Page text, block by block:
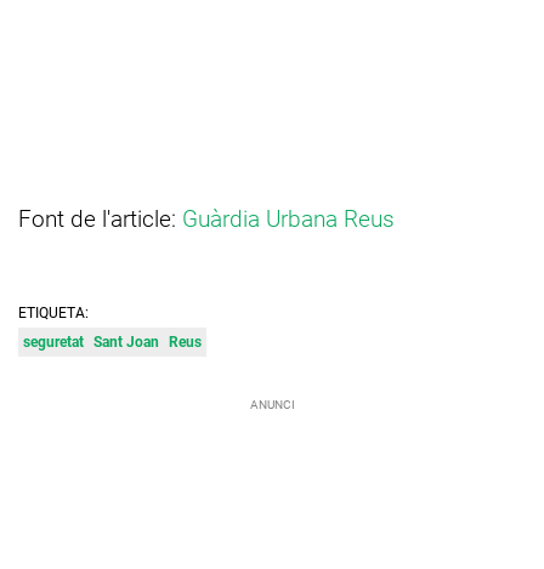
Font de l'article: Guàrdia Urbana Reus
ETIQUETA:
seguretat Sant Joan Reus